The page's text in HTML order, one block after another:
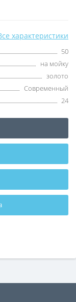
характеристики
50
на мойку
золото
Современный
24